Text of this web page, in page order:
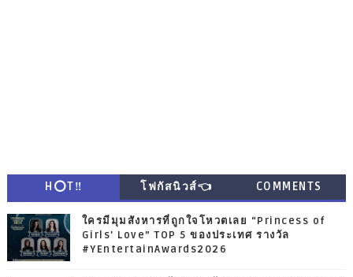
H⭕T‼ โฟกัสนิวส์👈 COMMENTS
ใครมีมุมสังหารที่ถูกใจโหวตเลย “Princess of
Girls' Love” TOP 5 ของประเทศ รางวัล
#YEntertainAwards2026